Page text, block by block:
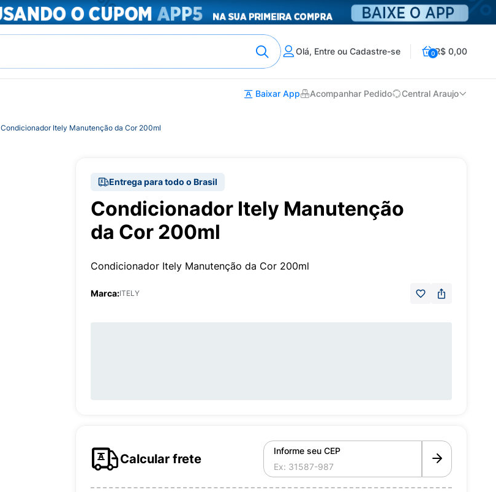
Olá, Entre ou Cadastre-se 0R$ 0,00
Baixar App Acompanhar Pedido Central Araujo
Condicionador Itely Manutenção da Cor 200ml
Entrega para todo o Brasil
Condicionador Itely Manutenção
da Cor 200ml
Condicionador Itely Manutenção da Cor 200ml
Marca:ITELY
Calcular frete
Informe seu CEP